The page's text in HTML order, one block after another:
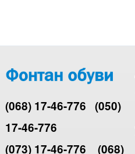
(068) 17-46-776 (050)
17-46-776
(073) 17-46-776
(068)